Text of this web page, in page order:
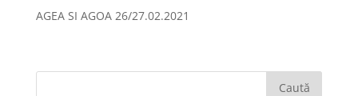
AGEA SI AGOA 26/27.02.2021
Caută